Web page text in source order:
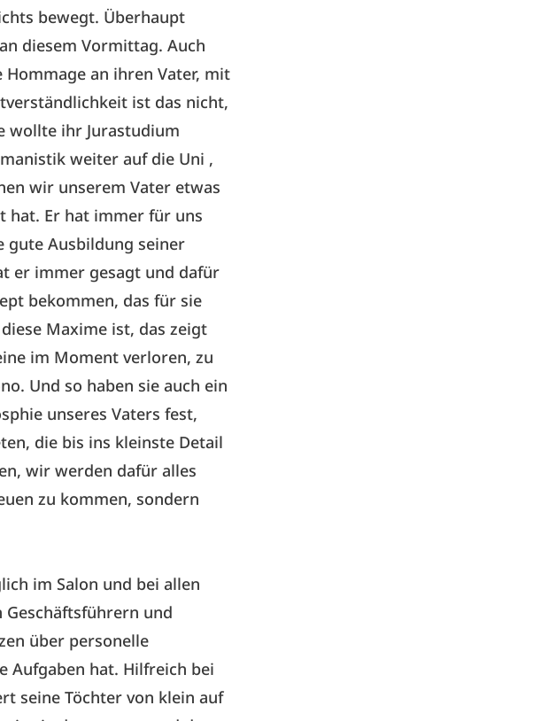
bewegt. Überhaupt
diesem Vormittag. Auch
an ihren Vater, mit
ist das nicht,
wollte ihr Jurastudium
weiter auf die Uni ,
wir unserem Vater etwas
hat. Er hat immer für uns
gute Ausbildung seiner
er immer gesagt und dafür
bekommen, das für sie
Maxime ist, das zeigt
im Moment verloren, zu
Und so haben sie auch ein
unseres Vaters fest,
die bis ins kleinste Detail
wir werden dafür alles
zu kommen, sondern
im Salon und bei allen
und
über personelle
Aufgaben hat. Hilfreich bei
seine Töchter von klein auf